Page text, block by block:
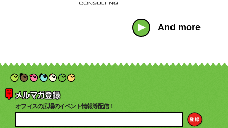
And more
オフィスの広場のイベント情報等配信！